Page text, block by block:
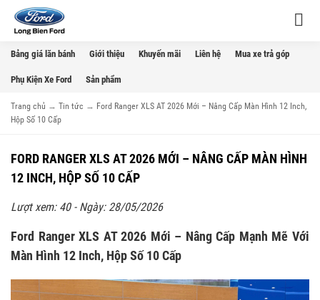
Bảng giá lăn bánh Giới thiệu Khuyến mãi Liên hệ Mua xe trả góp
Phụ Kiện Xe Ford Sản phẩm
Trang chủ → Tin tức → Ford Ranger XLS AT 2026 Mới – Nâng Cấp Màn Hình 12 Inch,
Hộp Số 10 Cấp
FORD RANGER XLS AT 2026 MỚI – NÂNG CẤP MÀN HÌNH
12 INCH, HỘP SỐ 10 CẤP
Lượt xem: 40 - Ngày: 28/05/2026
Ford Ranger XLS AT 2026 Mới – Nâng Cấp Mạnh Mẽ Với
Màn Hình 12 Inch, Hộp Số 10 Cấp